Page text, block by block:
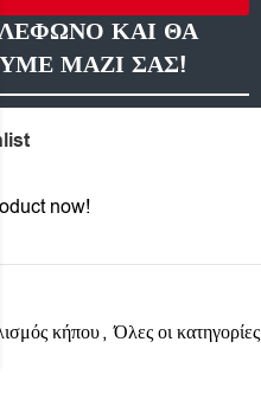
ΚΑΙ ΘΑ
ΜΑΖΙ ΣΑΣ!
now!
κήπου, Όλες οι κατηγορίες